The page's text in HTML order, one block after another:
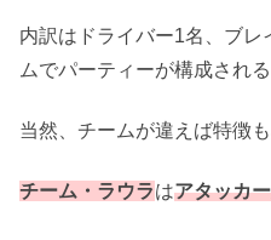
内訳はドライバー1名、ブ
ムでパーティーが構成される
当然、チームが違えば特徴も
チーム・ラウラはアタッカ